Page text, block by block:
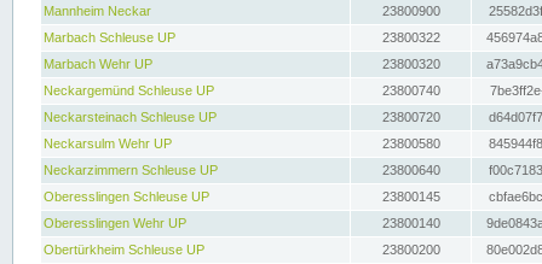
Mannheim Neckar
23800900
Marbach Schleuse UP
23800322
Marbach Wehr UP
23800320
Neckargemünd Schleuse UP
23800740
Neckarsteinach Schleuse UP
23800720
Neckarsulm Wehr UP
23800580
Neckarzimmern Schleuse UP
23800640
Oberesslingen Schleuse UP
23800145
Oberesslingen Wehr UP
23800140
Obertürkheim Schleuse UP
23800200